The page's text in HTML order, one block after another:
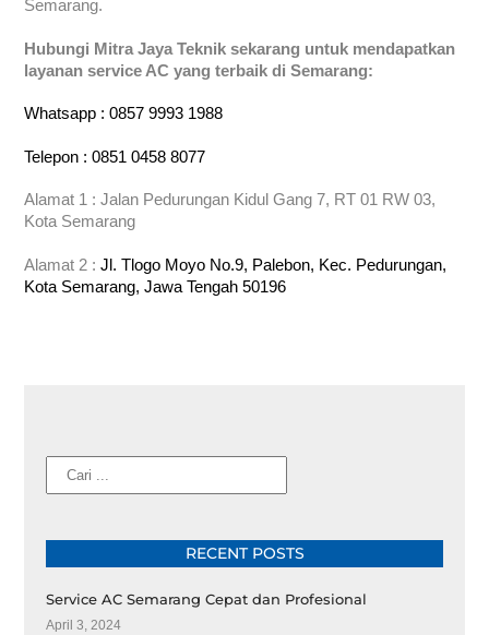
Semarang.
Hubungi Mitra Jaya Teknik sekarang untuk mendapatkan
layanan service AC yang terbaik di Semarang:
Whatsapp : 0857 9993 1988
Telepon : 0851 0458 8077
Alamat 1 : Jalan Pedurungan Kidul Gang 7, RT 01 RW 03,
Kota Semarang
Alamat 2 :Jl. Tlogo Moyo No.9, Palebon, Kec. Pedurungan,
Kota Semarang, Jawa Tengah 50196
Cari
RECENT POSTS
Service AC Semarang Cepat dan Profesional
April 3, 2024